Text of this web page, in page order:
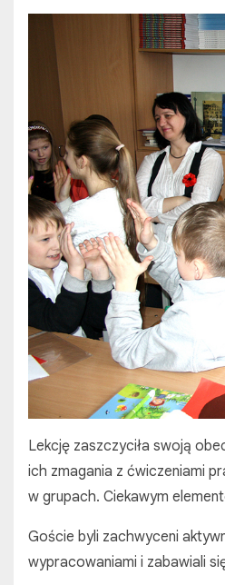
Lekcję zaszczyciła swoją
ich zmagania z ćwiczeniami
w grupach. Ciekawym
Goście byli zachwyceni
wypracowaniami i zabawiali